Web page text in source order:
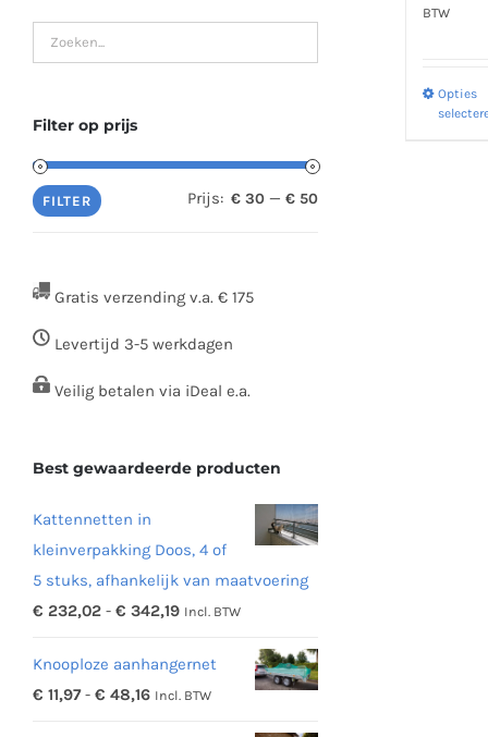
BTW
Opties
Filter op prijs
Min.
Max.
FILTER Prijs: € 30 —€ 50
Gratis verzending v.a. € 175
Levertijd 3-5 werkdagen
Veilig betalen via iDeal e.a.
Best gewaardeerde producten
Kattennetten in
kleinverpakking Doos, 4 of
5 stuks, afhankelijk van maatvoering
€ 232,02 - € 342,19Prijsklasse:
tot
€ 342,19
Incl. BTW
Knooploze aanhangernet
€ 11,97 - € 48,16Prijsklasse:
Incl. BTW